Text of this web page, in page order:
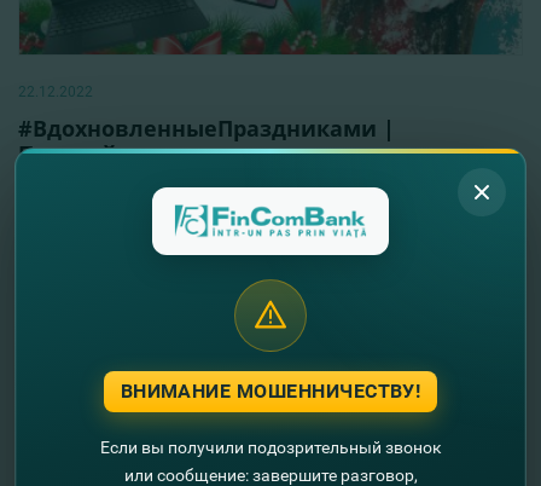
22.12.2022
#ВдохновленныeПраздниками |
Получайте международные переводы и
ВНИМАНИЕ МОШЕННИЧЕСТВУ!
Если вы получили подозрительный звонок
или сообщение: завершите разговор,